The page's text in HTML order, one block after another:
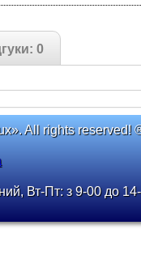
0
All rights reserved!
Вт-Пт: з 9-00 до